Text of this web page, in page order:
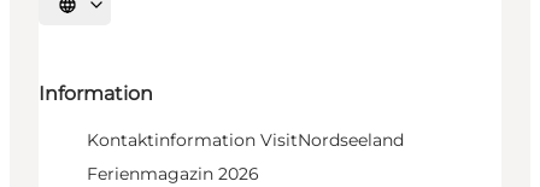
Sprache auswählen
Information
Kontaktinformation VisitNordseeland
Ferienmagazin 2026